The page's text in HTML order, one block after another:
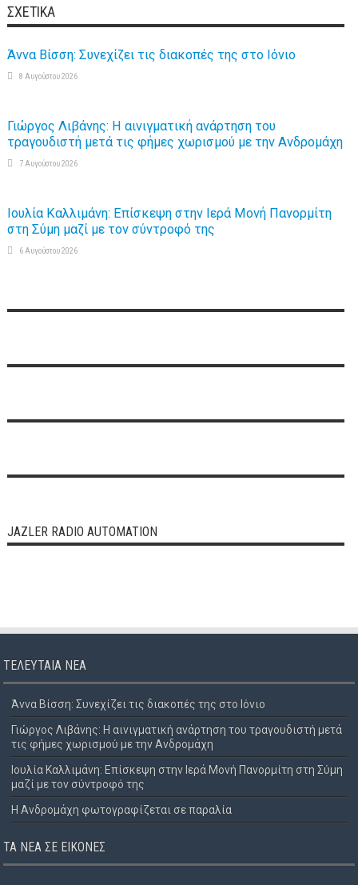
ΣΧΕΤΙΚΆ
Άννα Βίσση: Συνεχίζει τις διακοπές της στο Ιόνιο
8 Αυγούστου 2026
Γιώργος Λιβάνης: Η αινιγματική ανάρτηση του
τραγουδιστή μετά τις φήμες χωρισμού με την Ανδρομάχη
7 Αυγούστου 2026
Ιουλία Καλλιμάνη: Επίσκεψη στην Ιερά Μονή Πανορμίτη
στη Σύμη μαζί με τον σύντροφό της
6 Αυγούστου 2026
JAZLER RADIO AUTOMATION
ΤΕΛΕΥΤΑΊΑ ΝΈΑ
Άννα Βίσση: Συνεχίζει τις διακοπές της στο Ιόνιο
Γιώργος Λιβάνης: Η αινιγματική ανάρτηση του τραγουδιστή μετά
τις φήμες χωρισμού με την Ανδρομάχη
Ιουλία Καλλιμάνη: Επίσκεψη στην Ιερά Μονή Πανορμίτη στη Σύμη
μαζί με τον σύντροφό της
Η Ανδρομάχη φωτογραφίζεται σε παραλία
ΤΑ ΝΈΑ ΣΕ ΕΙΚΌΝΕΣ